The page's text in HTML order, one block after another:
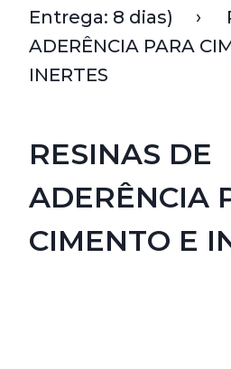
Entrega: 8 dias)
ADERÊNCIA PARA
INERTES
RESINAS DE
ADERÊNCIA
CIMENTO E